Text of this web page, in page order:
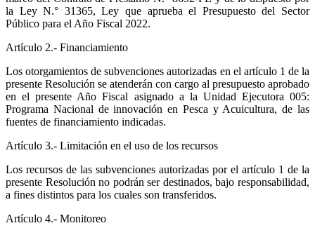
la Ley N.° 31365, Ley que aprueba el Presupuesto del Sector
Público para el Año Fiscal 2022.
Artículo 2.- Financiamiento
Los otorgamientos de subvenciones autorizadas en el artículo 1 de la
presente Resolución se atenderán con cargo al presupuesto aprobado
en el presente Año Fiscal asignado a la Unidad Ejecutora 005:
Programa Nacional de innovación en Pesca y Acuicultura, de las
fuentes de financiamiento indicadas.
Artículo 3.- Limitación en el uso de los recursos
Los recursos de las subvenciones autorizadas por el artículo 1 de la
presente Resolución no podrán ser destinados, bajo responsabilidad,
a fines distintos para los cuales son transferidos.
Artículo 4.- Monitoreo